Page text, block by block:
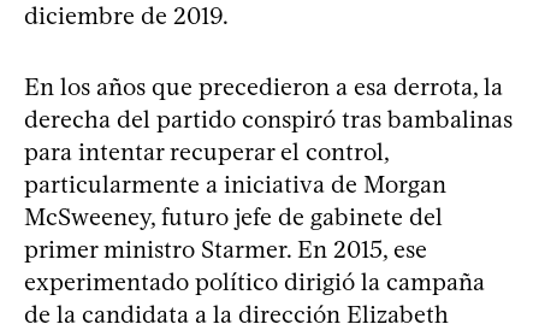
diciembre de 2019.
En los años que precedieron a esa derrota, la
derecha del partido conspiró tras bambalinas
para intentar recuperar el control,
particularmente a iniciativa de Morgan
McSweeney, futuro jefe de gabinete del
primer ministro Starmer. En 2015, ese
experimentado político dirigió la campaña
de la candidata a la dirección Elizabeth